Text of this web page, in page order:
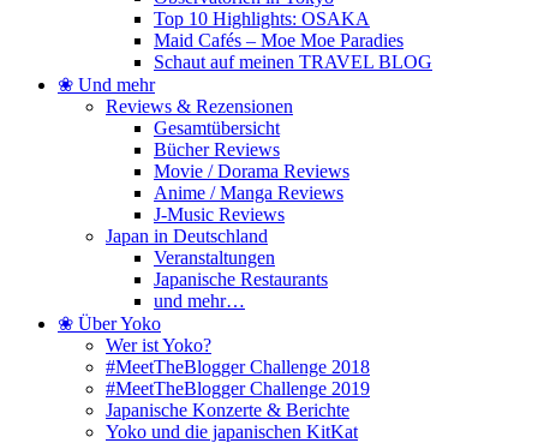
Top 10 Highlights: OSAKA
Maid Cafés – Moe Moe Paradies
Schaut auf meinen TRAVEL BLOG
❀ Und mehr
Reviews & Rezensionen
Gesamtübersicht
Bücher Reviews
Movie / Dorama Reviews
Anime / Manga Reviews
J-Music Reviews
Japan in Deutschland
Veranstaltungen
Japanische Restaurants
und mehr…
❀ Über Yoko
Wer ist Yoko?
#MeetTheBlogger Challenge 2018
#MeetTheBlogger Challenge 2019
Japanische Konzerte & Berichte
Yoko und die japanischen KitKat